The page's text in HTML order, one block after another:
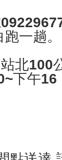
一趟。
北100
下午16